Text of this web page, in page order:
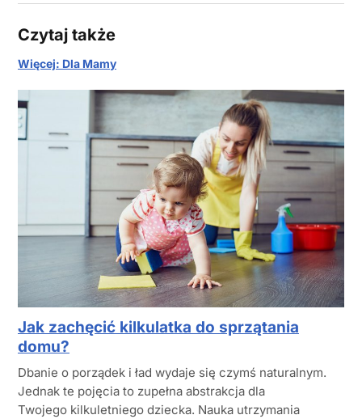
Czytaj także
Więcej: Dla Mamy
Jak zachęcić kilkulatka do sprzątania
domu?
Dbanie o porządek i ład wydaje się czymś naturalnym.
Jednak te pojęcia to zupełna abstrakcja dla
Twojego kilkuletniego dziecka. Nauka utrzymania